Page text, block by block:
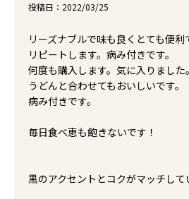
投稿日 2022/03/25
リーズナブルで味も良くとても便利
リピートします。病み付きです。
何度も購入します。気に入りました。
うどんと合わせてもおいしいです。
病み付きです。
毎日食べ恵も飽きないです！
黒のアクセントとコクがマッチして